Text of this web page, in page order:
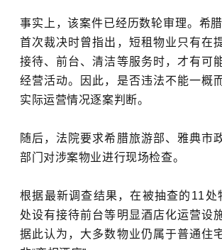
事实上，该案件已经历数轮审理。希
首次裁决时曾指出，短租物业只有在
接待、前台、清洁等服务时，才有可
经营活动。因此，是否违法不能一概
实际运营情况逐案判断。
随后，法院要求希腊旅游部、雅典市
部门对涉案物业进行现场检查。
根据最新调查结果，在被抽查的11处
处设有接待前台等明显酒店化运营设
据此认为，大多数物业仍属于普通住